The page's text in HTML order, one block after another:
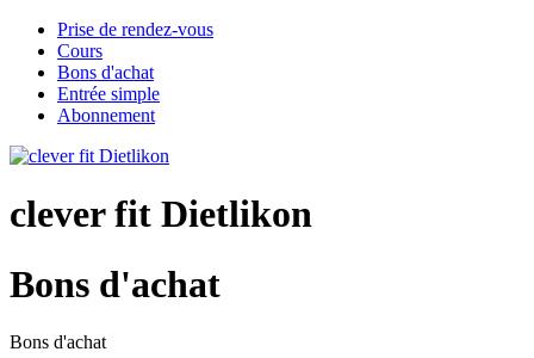
Prise de rendez-vous
Cours
Bons d'achat
Entrée simple
Abonnement
clever fit Dietlikon
Bons d'achat
Bons d'achat